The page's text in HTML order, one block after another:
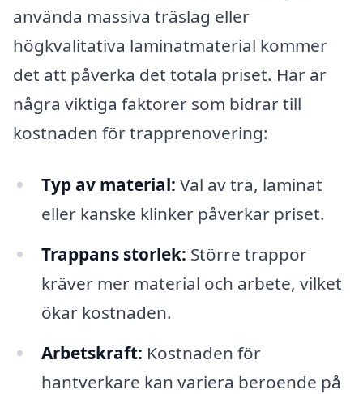
använda massiva träslag eller
högkvalitativa laminatmaterial kommer
det att påverka det totala priset. Här är
några viktiga faktorer som bidrar till
kostnaden för trapprenovering:
Typ av material: Val av trä, laminat
eller kanske klinker påverkar priset.
Trappans storlek: Större trappor
kräver mer material och arbete, vilket
ökar kostnaden.
Arbetskraft: Kostnaden för
hantverkare kan variera beroende på